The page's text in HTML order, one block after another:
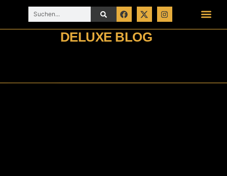
DELUXE BLOG